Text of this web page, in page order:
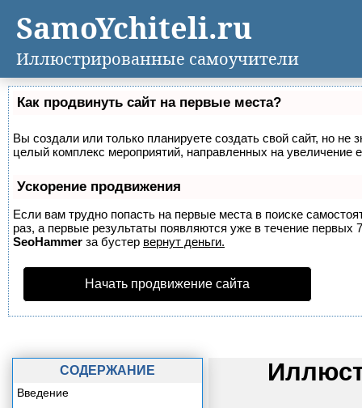
Как продвинуть сайт на первые места?
Вы создали или только планируете создать свой сайт, но не
целый комплекс мероприятий, направленных на увеличение
Ускорение продвижения
Если вам трудно попасть на первые места в поиске
раз, а первые результаты появляются уже в течение первых
SeoHammer за бустер вернут деньги.
Начать продвижение сайта
СОДЕРЖАНИЕ
Введение
SamoYchiteli.ru
Иллюстрированные самоучители